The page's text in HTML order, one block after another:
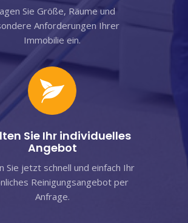
Sie Größe, Räume und
Anforderungen Ihrer
Immobilie ein.
Sie Ihr individuelles
Angebot
Sie jetzt schnell und einfach Ihr
Reinigungsangebot per
Anfrage.